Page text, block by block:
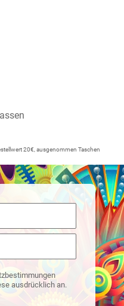
ausdrücklich an.
20€, ausgenommen Taschen